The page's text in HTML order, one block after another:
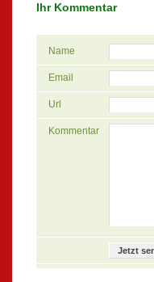
Ihr Kommentar
Name
Email
Url
Kommentar